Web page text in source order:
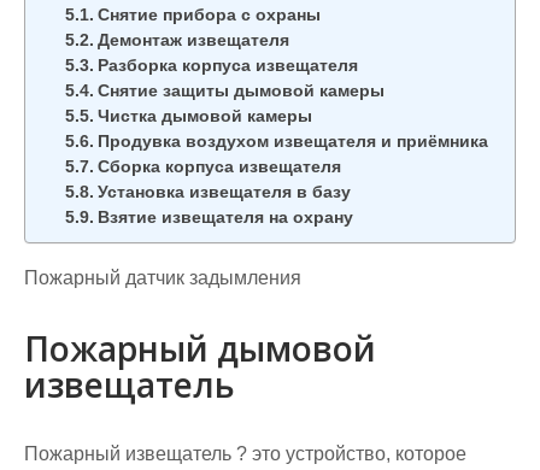
Снятие прибора с охраны
Демонтаж извещателя
Разборка корпуса извещателя
Снятие защиты дымовой камеры
Чистка дымовой камеры
Продувка воздухом извещателя и приёмника
Сборка корпуса извещателя
Установка извещателя в базу
Взятие извещателя на охрану
Пожарный датчик задымления
Пожарный дымовой
извещатель
Пожарный извещатель ? это устройство, которое